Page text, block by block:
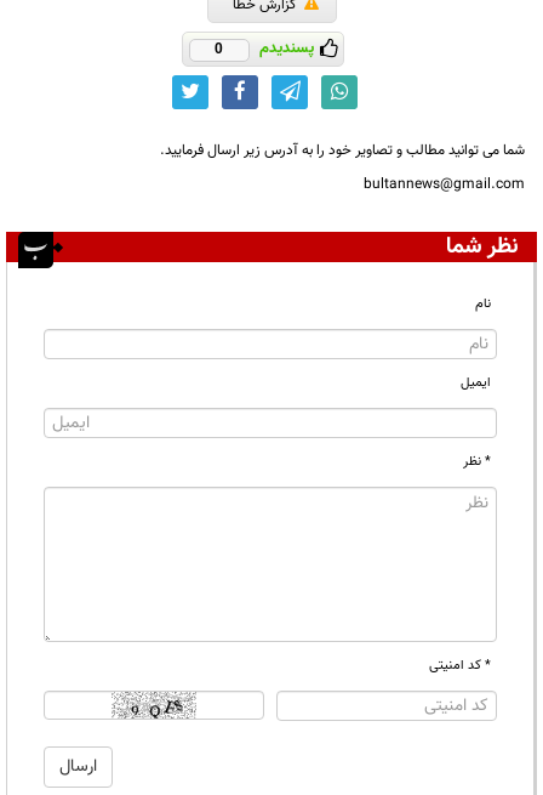
گزارش خطا
پسندیدم 0
شما می توانید مطالب و تصاویر خود را به آدرس زیر ارسال فرمایید.
bultannews@gmail.com
نظر شما
نام
ایمیل
* نظر
* کد امنیتی